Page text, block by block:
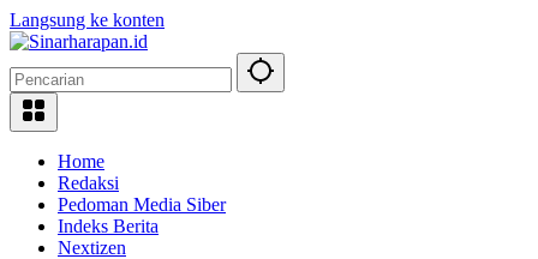
Langsung ke konten
Home
Redaksi
Pedoman Media Siber
Indeks Berita
Nextizen